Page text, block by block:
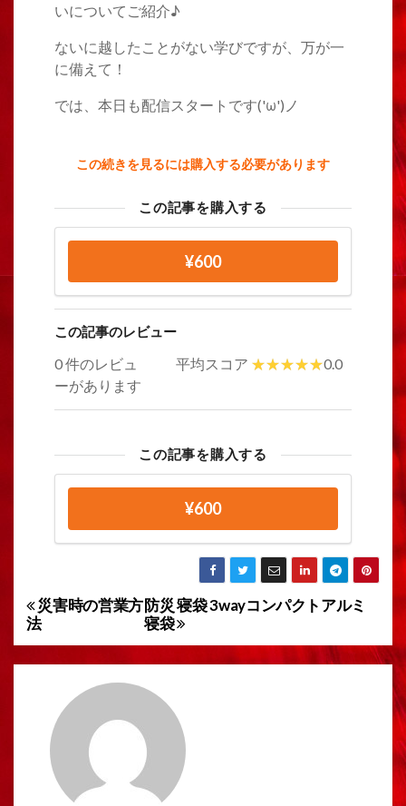
いについてご紹介♪
ないに越したことがない学びですが、万が一
に備えて！
では、本日も配信スタートです('ω')ノ
この続きを見るには購入する必要があります
この記事を購入する
¥600
この記事のレビュー
0 件のレビュ
ーがあります
平均スコア 0.0
この記事を購入する
¥600
投
稿
ナ
防災 寝袋 3wayコンパクトアルミ
寝袋
災害時の営業方
法